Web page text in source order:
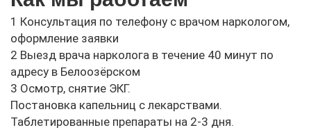
1 Консультация по телефону с врачом наркологом,
оформление заявки
2 Выезд врача нарколога в течение 40 минут по
адресу в Белоозёрском
3 Осмотр, снятие ЭКГ.
Постановка капельниц с лекарствами.
Таблетированные препараты на 2-3 дня.